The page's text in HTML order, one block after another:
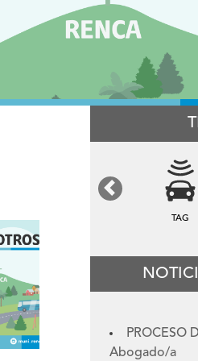
TAG
Previous
PROCESO
Abogado/a